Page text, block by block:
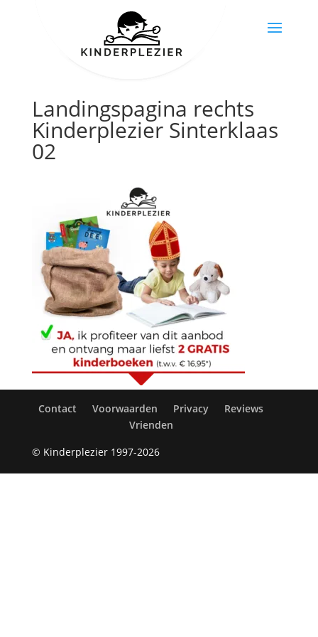
Landingspagina rechts
Kinderplezier Sinterklaas
02
Contact Voorwaarden Privacy
Reviews
Vrienden
© Kinderplezier 1997-2026